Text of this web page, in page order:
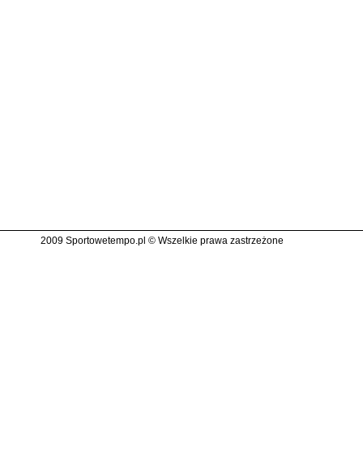
2009 Sportowetempo.pl © Wszelkie prawa zastrzeżone